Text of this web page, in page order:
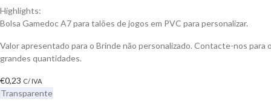
Highlights:
Bolsa Gamedoc A7 para talões de jogos em PVC para personalizar.
Valor apresentado para o Brinde não personalizado. Contacte-nos
grandes quantidades.
€0,23 C/ IVA
Transparente